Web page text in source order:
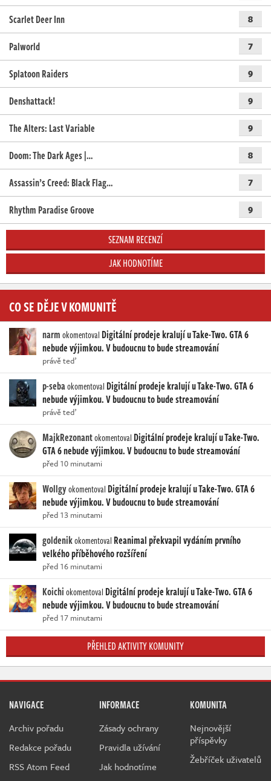
Scarlet Deer Inn 8
Palworld 7
Splatoon Raiders 9
Denshattack! 9
The Alters: Last Variable 9
Doom: The Dark Ages |… 8
Assassin’s Creed: Black Flag… 7
Rhythm Paradise Groove 9
SEZNAM RECENZÍ
JAK HODNOTÍME
CO SE DĚJE V KOMUNITĚ
narmokomentoval Digitální prodeje kralují u Take-Two. GTA 6
nebude výjimkou. V budoucnu to bude streamování
právě teď
p-sebaokomentoval Digitální prodeje kralují u Take-Two. GTA 6
nebude výjimkou. V budoucnu to bude streamování
právě teď
MajkRezonantokomentoval Digitální prodeje kralují u Take-Two.
GTA 6 nebude výjimkou. V budoucnu to bude streamování
před 10 minutami
Wollgyokomentoval Digitální prodeje kralují u Take-Two. GTA 6
nebude výjimkou. V budoucnu to bude streamování
před 13 minutami
goldenikokomentoval Reanimal překvapil vydáním prvního
velkého příběhového rozšíření
před 16 minutami
Koichiokomentoval Digitální prodeje kralují u Take-Two. GTA 6
nebude výjimkou. V budoucnu to bude streamování
před 17 minutami
PŘEHLED AKTIVITY KOMUNITY
NAVIGACE
Archiv pořadu
Redakce pořadu
RSS Atom Feed
INFORMACE
Zásady ochrany
Pravidla užívání
Jak hodnotíme
KOMUNITA
Nejnovější
příspěvky
Žebříček uživatelů